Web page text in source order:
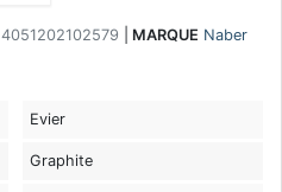
4051202102579 MARQUE Naber
Evier
Graphite